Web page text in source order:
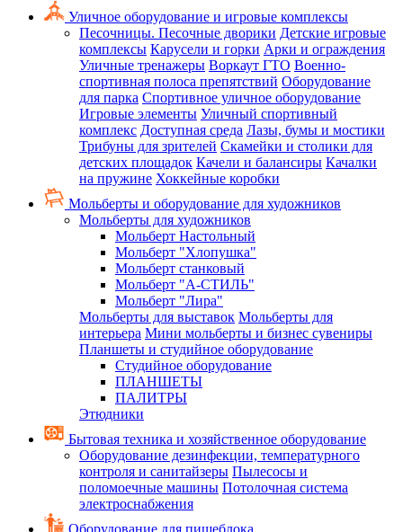
Уличное оборудование и игровые комплексы
Песочницы. Песочные дворики Детские игровые
комплексы Карусели и горки Арки и ограждения
Уличные тренажеры Воркаут ГТО Военно-
спортивная полоса препятствий Оборудование
для парка Спортивное уличное оборудование
Игровые элементы Уличный спортивный
комплекс Доступная среда Лазы, бумы и мостики
Трибуны для зрителей Скамейки и столики для
детских площадок Качели и балансиры Качалки
на пружине Хоккейные коробки
Мольберты и оборудование для художников
Мольберты для художников
Мольберт Настольный
Мольберт "Хлопушка"
Мольберт станковый
Мольберт "А-СТИЛЬ"
Мольберт "Лира"
Мольберты для выставок Мольберты для
интерьера Мини мольберты и бизнес сувениры
Планшеты и студийное оборудование
Студийное оборудование
ПЛАНШЕТЫ
ПАЛИТРЫ
Этюдники
Бытовая техника и хозяйственное оборудование
Оборудование дезинфекции, температурного
контроля и санитайзеры Пылесосы и
поломоечные машины Потолочная система
электроснабжения
Оборудование для пищеблока